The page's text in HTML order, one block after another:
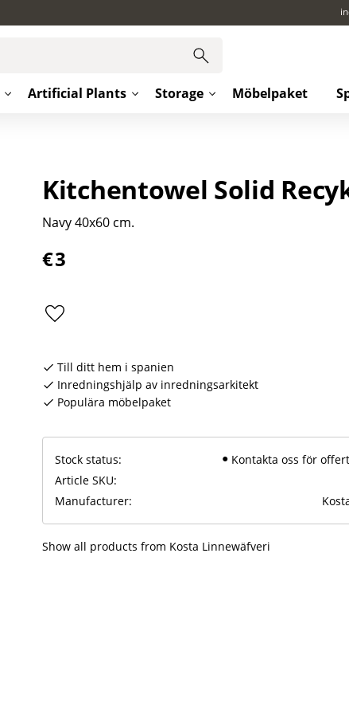
Artificial Plants Storage Möbelpaket
Kitchentowel Solid
Navy 40x60 cm.
€3
Add to favorites
Till ditt hem i spanien
Inredningshjälp av inredningsarkitekt
Populära möbelpaket
Stock status
Kontakta oss för
Article SKU
Manufacturer
Show all products from Kosta Linnewäfveri